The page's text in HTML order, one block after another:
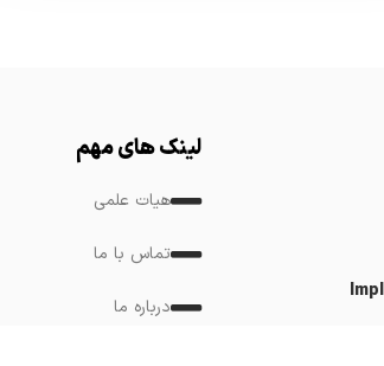
لینک های مهم
هیات علمی
تماس با ما
درباره ما